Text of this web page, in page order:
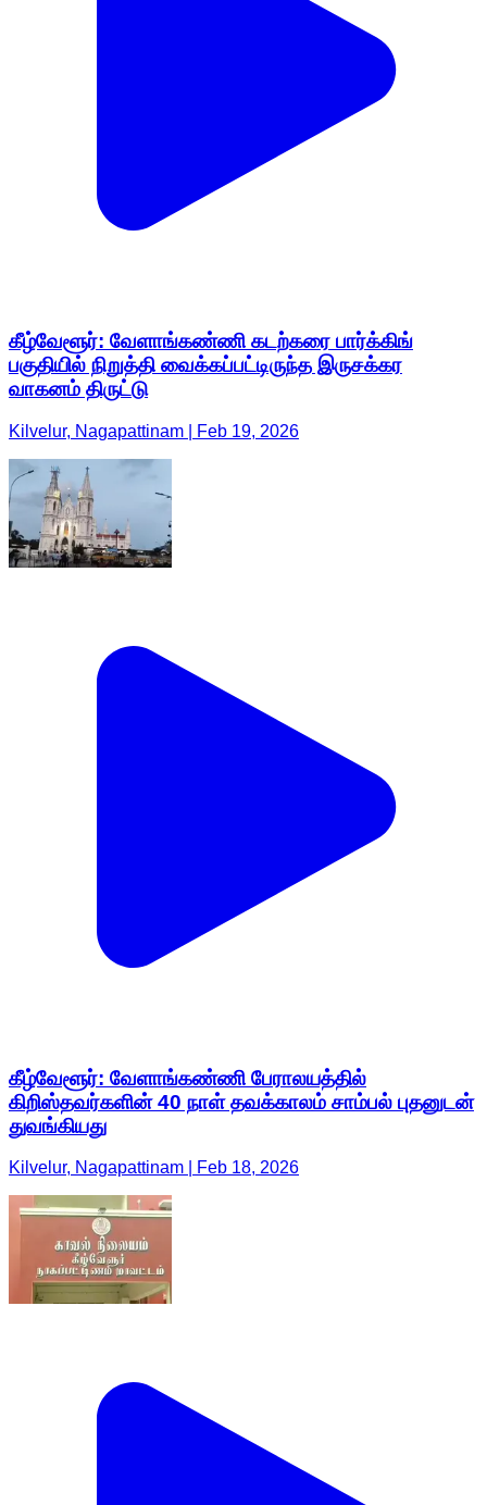
கீழ்வேளூர்: வேளாங்கண்ணி கடற்கரை பார்க்கிங்
பகுதியில் நிறுத்தி வைக்கப்பட்டிருந்த இருசக்கர
வாகனம் திருட்டு
Kilvelur, Nagapattinam | Feb 19, 2026
கீழ்வேளூர்: வேளாங்கண்ணி பேராலயத்தில்
கிறிஸ்தவர்களின் 40 நாள் தவக்காலம் சாம்பல் புதனுடன்
துவங்கியது
Kilvelur, Nagapattinam | Feb 18, 2026